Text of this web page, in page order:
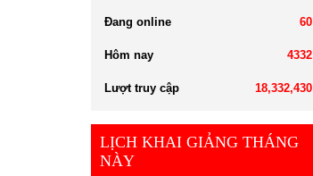
Đang online 60
Hôm nay 4332
Lượt truy cập 18,332,430
LỊCH KHAI GIẢNG THÁNG
NÀY